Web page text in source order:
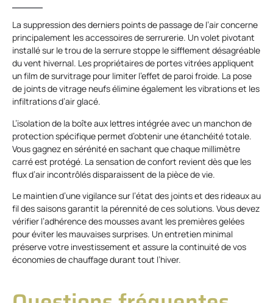
La suppression des derniers points de passage de l’air concerne
principalement les accessoires de serrurerie. Un volet pivotant
installé sur le trou de la serrure stoppe le sifflement désagréable
du vent hivernal. Les propriétaires de portes vitrées appliquent
un film de survitrage pour limiter l’effet de paroi froide. La pose
de joints de vitrage neufs élimine également les vibrations et les
infiltrations d’air glacé.
L’isolation de la boîte aux lettres intégrée avec un manchon de
protection spécifique permet d’obtenir une étanchéité totale.
Vous gagnez en sérénité en sachant que chaque millimètre
carré est protégé. La sensation de confort revient dès que les
flux d’air incontrôlés disparaissent de la pièce de vie.
Le maintien d’une vigilance sur l’état des joints et des rideaux au
fil des saisons garantit la pérennité de ces solutions. Vous devez
vérifier l’adhérence des mousses avant les premières gelées
pour éviter les mauvaises surprises. Un entretien minimal
préserve votre investissement et assure la continuité de vos
économies de chauffage durant tout l’hiver.